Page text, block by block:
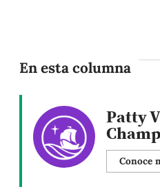
En esta columna
Patty
Conoce